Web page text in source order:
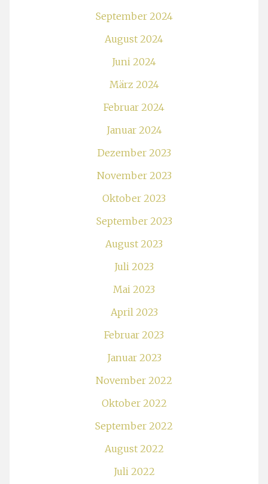
September 2024
August 2024
Juni 2024
März 2024
Februar 2024
Januar 2024
Dezember 2023
November 2023
Oktober 2023
September 2023
August 2023
Juli 2023
Mai 2023
April 2023
Februar 2023
Januar 2023
November 2022
Oktober 2022
September 2022
August 2022
Juli 2022